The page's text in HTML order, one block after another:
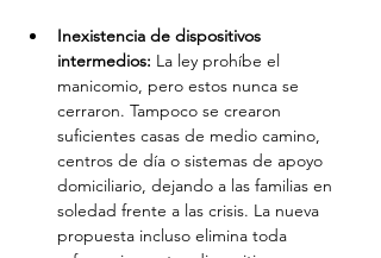
Inexistencia de dispositivos
intermedios: La ley prohíbe el
manicomio, pero estos nunca se
cerraron. Tampoco se crearon
suficientes casas de medio camino,
centros de día o sistemas de apoyo
domiciliario, dejando a las familias en
soledad frente a las crisis. La nueva
propuesta incluso elimina toda